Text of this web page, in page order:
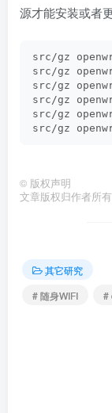
源才能安装或者
src/gz
src/gz
src/gz
src/gz
src/gz
src/gz
© 版权声明
文章版权归作者所
其它研究
# 随身WIFI
#